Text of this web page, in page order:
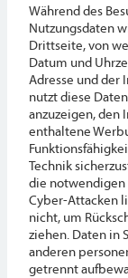
Während des
Nutzungsdaten
Drittseite, von
Datum und
Adresse und
nutzt diese
anzuzeigen, den
enthaltene
Technik
die notwendigen
Cyber-Attacken
nicht, um
ziehen. Daten in
anderen
getrennt